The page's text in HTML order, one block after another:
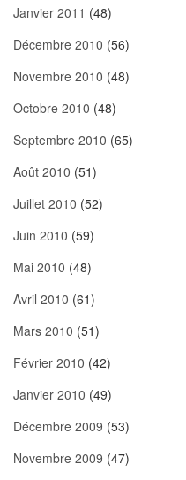
Janvier 2011 (48)
Décembre 2010 (56)
Novembre 2010 (48)
Octobre 2010 (48)
Septembre 2010 (65)
Août 2010 (51)
Juillet 2010 (52)
Juin 2010 (59)
Mai 2010 (48)
Avril 2010 (61)
Mars 2010 (51)
Février 2010 (42)
Janvier 2010 (49)
Décembre 2009 (53)
Novembre 2009 (47)